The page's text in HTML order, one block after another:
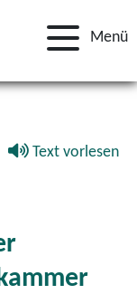
Menü
Text vorlesen